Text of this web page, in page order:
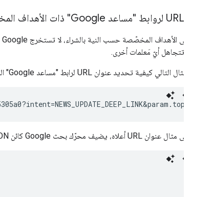
الغرض، وتتجاهل أيّ مَعلمات أخرى.
يوضّح المثال التالي كيفية تحديد عنوان URL لرابط "مساعد Google" الذي يتضمّن هدفًا مخصصًا حسب النية بالشراء:
بالنسبة إلى مثال عنوان URL أعلاه، يضيف محرّك بحث Google كائن JSON في